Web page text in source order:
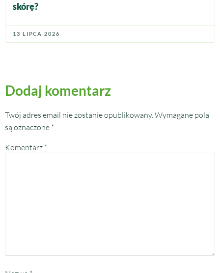
skórę?
13 LIPCA 2026
Dodaj komentarz
Twój adres email nie zostanie opublikowany. Wymagane pola
są oznaczone *
Komentarz *